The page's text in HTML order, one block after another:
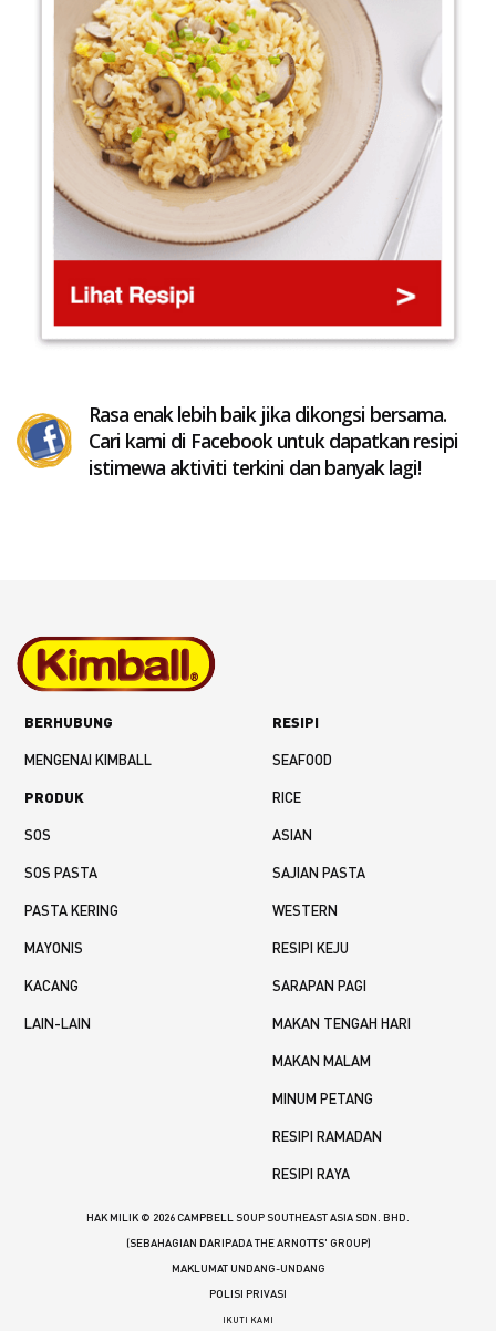
Rasa enak lebih baik jika dikongsi bersama.
Cari kami di Facebook untuk dapatkan resipi
istimewa aktiviti terkini dan banyak lagi!
BERHUBUNG
MENGENAI KIMBALL
PRODUK
SOS
SOS PASTA
PASTA KERING
MAYONIS
KACANG
LAIN-LAIN
RESIPI
SEAFOOD
RICE
ASIAN
SAJIAN PASTA
WESTERN
RESIPI KEJU
SARAPAN PAGI
MAKAN TENGAH HARI
MAKAN MALAM
MINUM PETANG
RESIPI RAMADAN
RESIPI RAYA
HAK MILIK © 2026 CAMPBELL SOUP SOUTHEAST ASIA SDN. BHD.
(SEBAHAGIAN DARIPADA THE ARNOTTS' GROUP)
MAKLUMAT UNDANG-UNDANG
POLISI PRIVASI
IKUTI KAMI